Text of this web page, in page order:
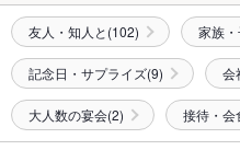
友人・知人と(102) 家族
記念日・サプライズ(9) 会
大人数の宴会(2) 接待・会